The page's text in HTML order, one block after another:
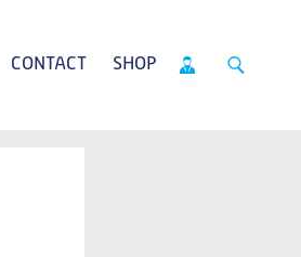
CONTACT SHOP